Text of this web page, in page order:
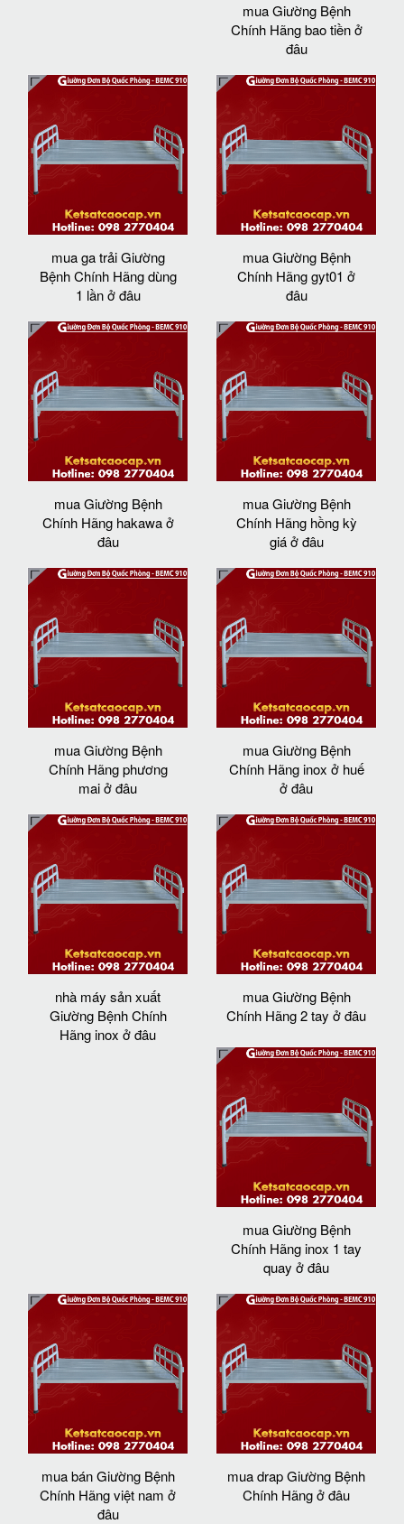
mua Giường Bệnh
Chính Hãng bao tiền ở
đâu
mua ga trải Giường
Bệnh Chính Hãng dùng
1 lần ở đâu
mua Giường Bệnh
Chính Hãng gyt01 ở
đâu
mua Giường Bệnh
Chính Hãng hakawa ở
đâu
mua Giường Bệnh
Chính Hãng hồng kỳ
giá ở đâu
mua Giường Bệnh
Chính Hãng phương
mai ở đâu
mua Giường Bệnh
Chính Hãng inox ở huế
ở đâu
nhà máy sản xuất
Giường Bệnh Chính
Hãng inox ở đâu
mua Giường Bệnh
Chính Hãng 2 tay ở đâu
mua Giường Bệnh
Chính Hãng inox 1 tay
quay ở đâu
mua bán Giường Bệnh
Chính Hãng việt nam ở
đâu
mua drap Giường Bệnh
Chính Hãng ở đâu